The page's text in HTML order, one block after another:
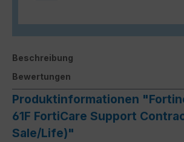
Beschreibung
Bewertungen
Produktinformationen
61F FortiCare Support
Sale/Life)"